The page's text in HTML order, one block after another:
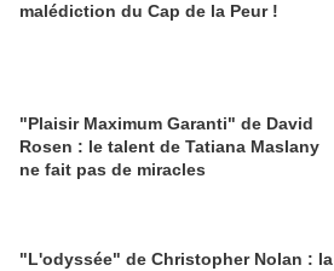
malédiction du Cap de la Peur !
"Plaisir Maximum Garanti" de David
Rosen : le talent de Tatiana Maslany
ne fait pas de miracles
"L'odyssée" de Christopher Nolan : la